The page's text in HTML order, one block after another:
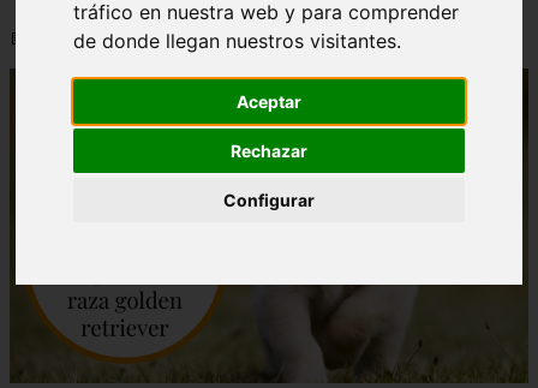
tráfico en nuestra web y para comprender
de donde llegan nuestros visitantes.
Aceptar
Rechazar
Configurar
📅 12/06/2025